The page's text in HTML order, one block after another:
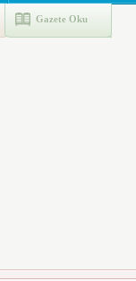
Gazete Oku